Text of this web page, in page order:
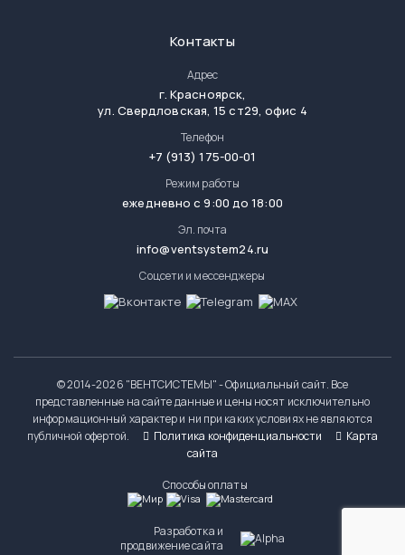
Контакты
Адрес
г.Красноярск,
ул. Свердловская, 15 ст29, офис 4
Телефон
+7 (913) 175-00-01
Режим работы
ежедневно с 9:00 до 18:00
Эл. почта
info@ventsystem24.ru
Соцсети и мессенджеры
© 2014-2026 "ВЕНТСИСТЕМЫ" - Официальный сайт. Все
представленные на сайте данные и цены носят исключительно
информационный характер и ни при каких условиях не являются
публичной офертой.
Политика конфиденциальности
Карта
сайта
Способы оплаты
Разработка и
продвижение сайта